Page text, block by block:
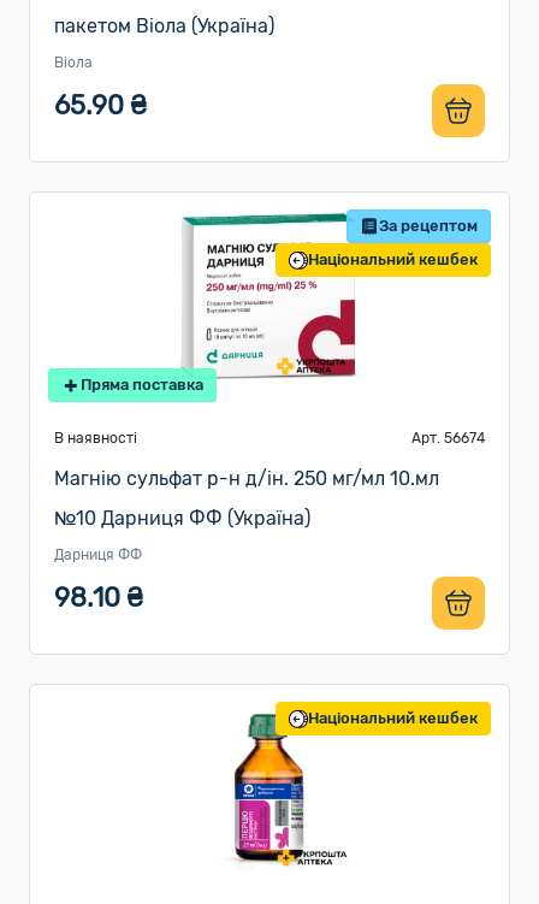
пакетом Віола (Україна)
Віола
65.90 ₴
За рецептом
Національний кешбек
Пряма поставка
В наявності Арт. 56674
Магнію сульфат р-н д/ін. 250 мг/мл 10.мл
№10 Дарниця ФФ (Україна)
Дарниця ФФ
98.10 ₴
Національний кешбек